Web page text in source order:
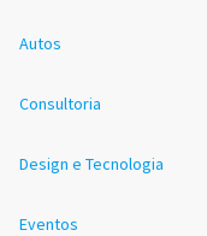
Autos
Consultoria
Design e Tecnologia
Eventos